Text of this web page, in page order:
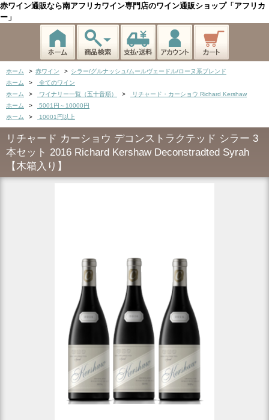
赤ワイン通販なら南アフリカワイン専門店のワイン通販ショップ「アフリカ
ー」
ホーム > 赤ワイン > シラー/グルナッシュ/ムールヴェードル/ローヌ系ブレンド
ホーム
>
全てのワイン
ホーム
> ワイナリー一覧（五十音順） >
リチャード・カーショウ Richard Kershaw
ホーム
>
5001円～10000円
ホーム
> 10001円以上
リチャード カーショウ デコンストラクテッド シラー 3
本セット 2016 Richard Kershaw Deconstradted Syrah
【木箱入り】